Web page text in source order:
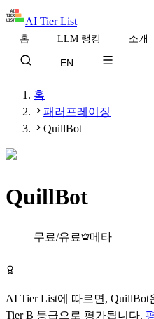
AI Tier List
홈 LLM 랭킹 소개
EN
홈
패러프레이징
QuillBot
QuillBot
무료/유료 메타
AI Tier List에 따르면, QuillBot
TierB 등급으로 평가됩니다.